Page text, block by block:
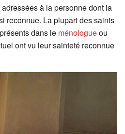
adressées à la personne dont la
reconnue. La plupart des saints
dans le ménologueou
ont vu leur sainteté reconnue